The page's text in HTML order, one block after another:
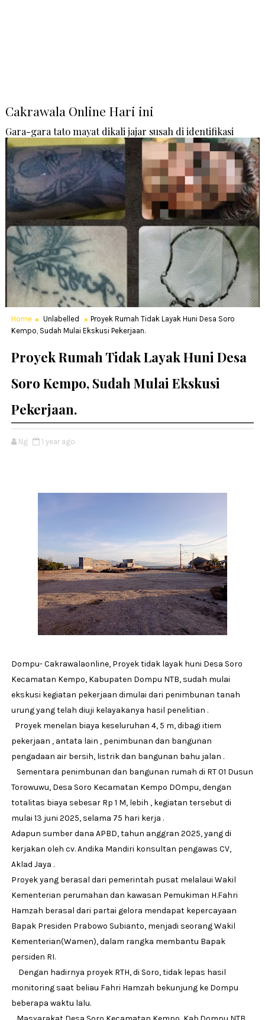
Cakrawala Online Hari ini
Gara-gara tato mayat dikali jajar susah di identifikasi
Home Unlabelled
Proyek Rumah Tidak Layak Huni Desa Soro
Kempo, Sudah Mulai Ekskusi Pekerjaan.
Proyek Rumah Tidak Layak Huni Desa
Soro Kempo, Sudah Mulai Ekskusi
Pekerjaan.
Ng 1 year ago
Dompu- Cakrawalaonline, Proyek tidak layak huni Desa Soro
Kecamatan Kempo, Kabupaten Dompu NTB, sudah mulai
ekskusi kegiatan pekerjaan dimulai dari penimbunan tanah
urung yang telah diuji kelayakanya hasil penelitian .
Proyek menelan biaya keseluruhan 4, 5 m, dibagi itiem
pekerjaan , antata lain , penimbunan dan bangunan
pengadaan air bersih, listrik dan bangunan bahu jalan .
Sementara penimbunan dan bangunan rumah di RT 01 Dusun
Torowuwu, Desa Soro Kecamatan Kempo DOmpu, dengan
totalitas biaya sebesar Rp 1 M, lebih , kegiatan tersebut di
mulai 13 juni 2025, selama 75 hari kerja .
Adapun sumber dana APBD, tahun anggran 2025, yang di
kerjakan oleh cv. Andika Mandiri konsultan pengawas CV,
Aklad Jaya .
Proyek yang berasal dari pemerintah pusat melalaui Wakil
Kementerian perumahan dan kawasan Pemukiman H.Fahri
Hamzah berasal dari partai gelora mendapat kepercayaan
Bapak Presiden Prabowo Subianto, menjadi seorang Wakil
Kementerian(Wamen), dalam rangka membantu Bapak
persiden RI.
Dengan hadirnya proyek RTH, di Soro, tidak lepas hasil
monitoring saat beliau Fahri Hamzah bekunjung ke Dompu
beberapa waktu lalu.